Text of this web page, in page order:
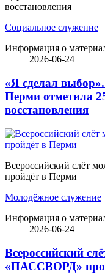
восстановления
Социальное служение
Информация о
2026-06-24
«Я сделал
Перми отметила
восстановления
Всероссийский слёт
пройдёт в Перми
Молодёжное служение
Информация о
2026-06-24
Всероссийский
«ПАССВОРД»